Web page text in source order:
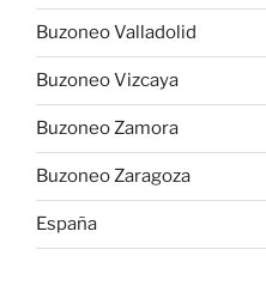
Buzoneo Valladolid
Buzoneo Vizcaya
Buzoneo Zamora
Buzoneo Zaragoza
España